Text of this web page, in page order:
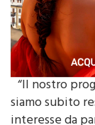
“Il nostro
siamo subito